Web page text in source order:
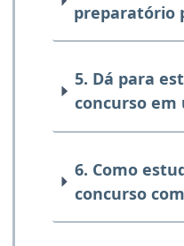
preparatório
5. Dá para
concurso em
6. Como
concurso